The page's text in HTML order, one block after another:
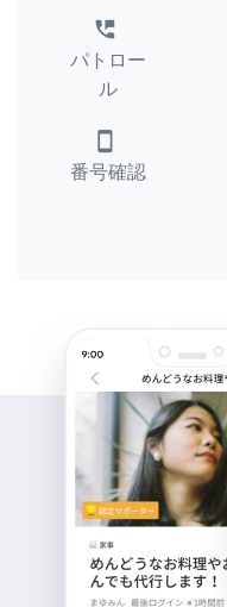
perm_phone_msg
パトロー
ル
smartphone
番号確認